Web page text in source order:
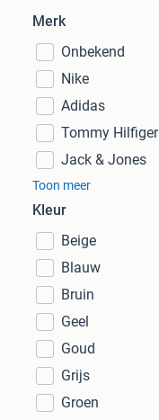
Merk
Onbekend
Nike
Adidas
Tommy Hilfiger
Jack & Jones
Toon meer
Kleur
Beige
Blauw
Bruin
Geel
Goud
Grijs
Groen